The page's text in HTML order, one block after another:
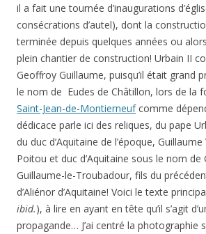
il a fait une tournée d’inaugurations
consécrations d’autel), dont la
terminée depuis quelques années ou
plein chantier de construction! Urbain II
Geoffroy Guillaume, puisqu’il était grand
le nom de Eudes de Châtillon, lors de la
Saint-Jean-de-Montierneufcomme
dédicace parle ici des reliques, du pape
du duc d’Aquitaine de l’époque,
Poitou et duc d’Aquitaine sous le nom de
Guillaume-le-Troubadour, fils du
d’Aliénor d’Aquitaine! Voici le texte
ibid.), à lire en ayant en tête qu’il s’agit
propagande… J’ai centré la photographie